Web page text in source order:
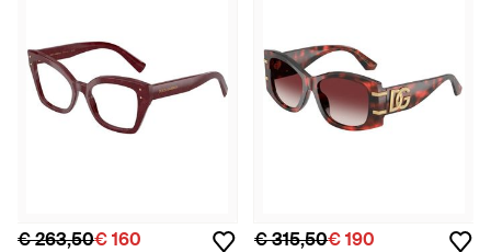
€ 263,50€ 160 € 315,50€ 190